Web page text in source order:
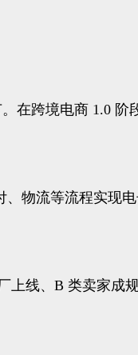
在跨境电商 1.0 阶
、物流等流程实现
上线、B 类卖家成